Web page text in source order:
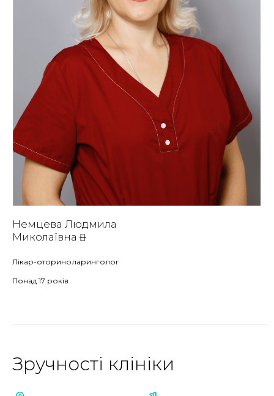
Немцева Людмила
Миколаївна
Лікар-оториноларинголог
Понад 17 років
Зручності клініки